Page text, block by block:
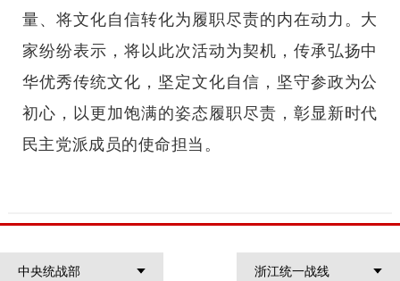
量、将文化自信转化为履职尽责的内在动力。大
家纷纷表示，将以此次活动为契机，传承弘扬中
华优秀传统文化，坚定文化自信，坚守参政为公
初心，以更加饱满的姿态履职尽责，彰显新时代
民主党派成员的使命担当。
中央统战部
浙江统一战线